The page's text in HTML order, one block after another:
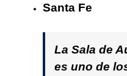
Santa Fe
La Sala de
es uno de